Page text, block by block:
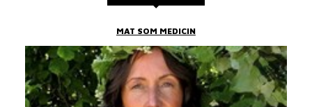
MAT SOM MEDICIN